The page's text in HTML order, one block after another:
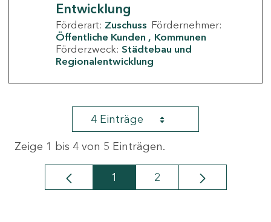
Entwicklung
Förderart: Zuschuss Fördernehmer:
Öffentliche Kunden
Kommunen
Förderzweck: Städtebau und
Regionalentwicklung
4 Einträge
Zeige 1 bis 4 von 5 Einträgen.
Seite
1 Seite
2